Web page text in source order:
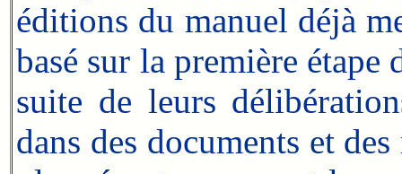
éditions du manuel déjà
basé sur la première
suite de leurs
dans des documents et